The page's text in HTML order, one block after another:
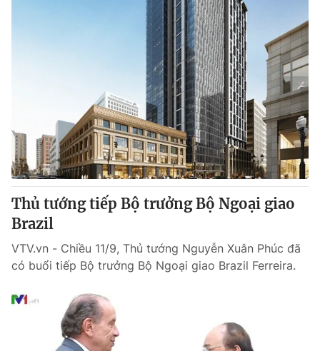
Thủ tướng tiếp Bộ trưởng Bộ Ngoại giao
Brazil
VTV.vn - Chiều 11/9, Thủ tướng Nguyễn Xuân Phúc đã
có buổi tiếp Bộ trưởng Bộ Ngoại giao Brazil Ferreira.